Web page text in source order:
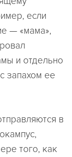
если
— «мама»,
и отдельно
запахом ее
в
того, как